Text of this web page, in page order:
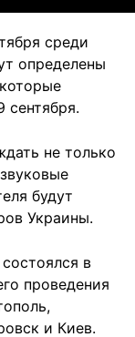
среди
определены
сентября.
не только
будут
Украины.
в
проведения
и Киев.